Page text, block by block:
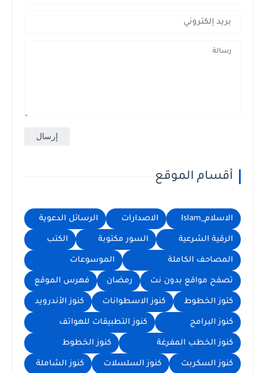
أقسام الموقع
الاسلام_Islam الاصدارات الرسائل الدعوية
الرقية الشرعية السور مكتوبة الكتب
المصاحف الكاملة الموسوعات
تصفح مواقع بدون نت رمضان فهرس الموقع
كتوز الخطوط كنوز الاسطوانات كنوز الأندرويد
كنوز البرامج كنوز التطبيقات للهواتف
كنوز الخطب المفرغة كنوز الخطوط
كنوز السكربت كنوز السلسلات كنوز الشاملة